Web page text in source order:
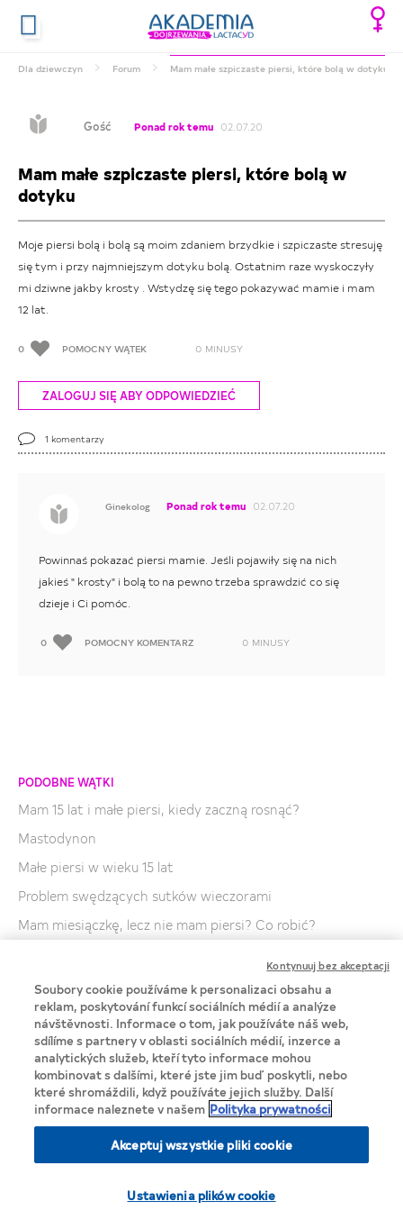
Dla dziewczyn Forum Mam małe szpiczaste piersi, które bolą w dotyku
Gość Ponad rok temu 02.07.20
Mam małe szpiczaste piersi, które bolą w
dotyku
Moje piersi bolą i bolą są moim zdaniem brzydkie i szpiczaste stresuję
się tym i przy najmniejszym dotyku bolą. Ostatnim raze wyskoczyły
mi dziwne jakby krosty . Wstydzę się tego pokazywać mamie i mam
12 lat.
0 POMOCNY WĄTEK 0 MINUSY
ZALOGUJ SIĘ ABY ODPOWIEDZIEĆ
1 komentarzy
Ginekolog Ponad rok temu 02.07.20
Powinnaś pokazać piersi mamie. Jeśli pojawiły się na nich
jakieś " krosty" i bolą to na pewno trzeba sprawdzić co się
dzieje i Ci pomóc.
0 POMOCNY KOMENTARZ 0 MINUSY
PODOBNE WĄTKI
Mam 15 lat i małe piersi, kiedy zaczną rosnąć?
Mastodynon
Małe piersi w wieku 15 lat
Problem swędzących sutków wieczorami
Mam miesiączkę, lecz nie mam piersi? Co robić?
Czy guzki w piersiach oznaczają raka?
Czy spanie w staniku jest zdrowe?
Czy to normalne, że w około sutków rosną włosy?
Dlaczego kobiet rosną piersi, a kobietom nie
Cookie Statement
Soubory cookie používáme k personalizaci obsahu a
reklam, poskytování funkcí sociálních médií a analýze
návštěvnosti. Informace o tom, jak používáte náš web,
sdílíme s partnery v oblasti sociálních médií, inzerce a
analytických služeb, kteří tyto informace mohou
kombinovat s dalšími, které jste jim buď poskytli, nebo
které shromáždili, když používáte jejich služby. Další
informace naleznete v našem Polityka prywatności
Akceptuj wszystkie pliki cookie
Ustawienia plików cookie
Kontynuuj bez akceptacji